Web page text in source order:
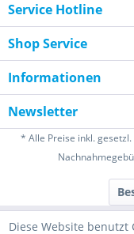
Service Hotline
Shop Service
Informationen
Newsletter
* Alle Preise inkl.
Diese Website